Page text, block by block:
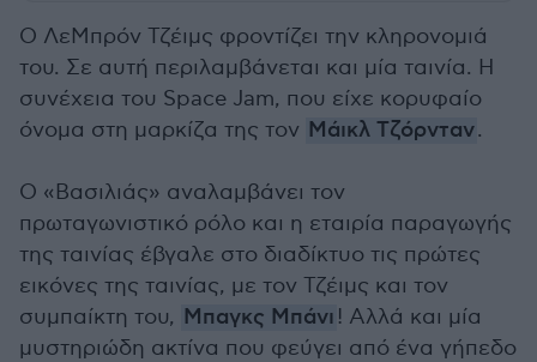
Ο ΛεΜπρόν Τζέιμς φροντίζει την κληρονομιά
του. Σε αυτή περιλαμβάνεται και μία ταινία. Η
συνέχεια του Space Jam, που είχε κορυφαίο
όνομα στη μαρκίζα της τον Μάικλ Τζόρνταν.
Ο «Βασιλιάς» αναλαμβάνει τον
πρωταγωνιστικό ρόλο και η εταιρία παραγωγής
της ταινίας έβγαλε στο διαδίκτυο τις πρώτες
εικόνες της ταινίας, με τον Τζέιμς και τον
συμπαίκτη του, Μπαγκς Μπάνι ! Αλλά και μία
μυστηριώδη ακτίνα που φεύγει από ένα γήπεδο